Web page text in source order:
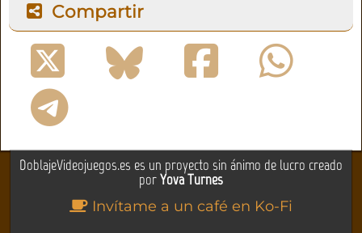
Compartir
DoblajeVideojuegos.es es un proyecto sin ánimo de lucro creado
porYova Turnes
Invítame a un café en Ko-Fi